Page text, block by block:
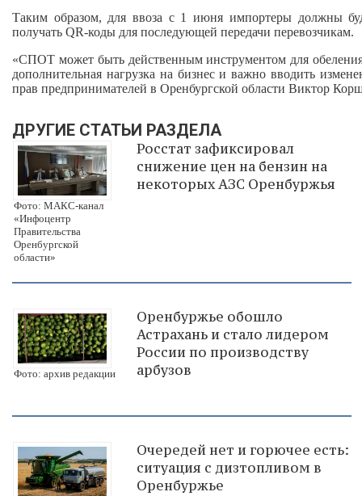
Таким образом, для ввоза с 1 июня импортеры должны
получать QR-коды для последующей передачи перевозчикам.
«СПОТ может быть действенным инструментом для
дополнительная нагрузка на бизнес и важно вводить
прав предпринимателей в Оренбургской области Виктор
ДРУГИЕ СТАТЬИ РАЗДЕЛА
Фото: МАКС-канал
«Инфоцентр
Правительства
Оренбургской
области»
Росстат зафиксировал
снижение цен на бензин на
некоторых АЗС Оренбуржья
Фото: архив редакции
Оренбуржье обошло
Астрахань и стало лидером
России по производству
арбузов
Очередей нет и горючее есть:
ситуация с дизтопливом в
Оренбуржье